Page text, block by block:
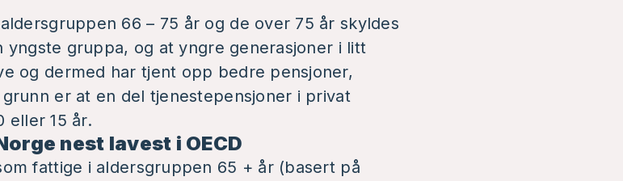
66 – 75 år og de over 75 år skyldes
gruppa, og at yngre generasjoner i litt
og dermed har tjent opp bedre pensjoner,
er at en del tjenestepensjoner i privat
eller 15 år.
nest lavest i OECD
fattige i aldersgruppen 65 + år (basert på